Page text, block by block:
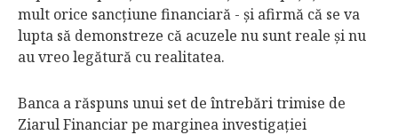
mult orice sancţiune financiară - şi afirmă că se va
lupta să demonstreze că acuzele nu sunt reale şi nu
au vreo legătură cu realitatea.
Banca a răspuns unui set de întrebări trimise de
Ziarul Financiar pe marginea investigaţiei